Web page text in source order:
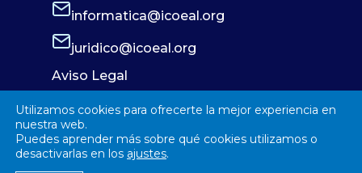
informatica@icoeal.org
juridico@icoeal.org
Aviso Legal
Política de Cookies
Utilizamos cookies para ofrecerte la mejor experiencia en
nuestra web.
Puedes aprender más sobre qué cookies utilizamos o
desactivarlas en los ajustes.